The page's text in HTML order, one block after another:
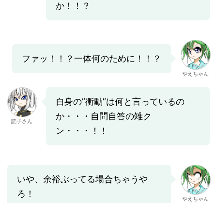
か！！？
ファッ！！？一体何のために！！？
やえちゃん
読子さん
自身の”衝動”は何と言っているの
か・・・自問自答の雉ク
ン・・・！！
いや、余裕ぶってる場合ちゃうや
ろ！
やえちゃん